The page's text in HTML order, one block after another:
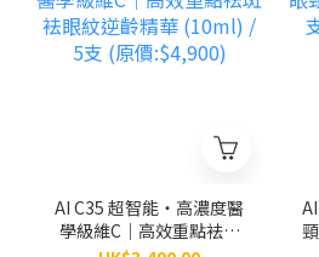
AI C35 超智能‧高濃度醫
學級維C｜高效重點袪斑